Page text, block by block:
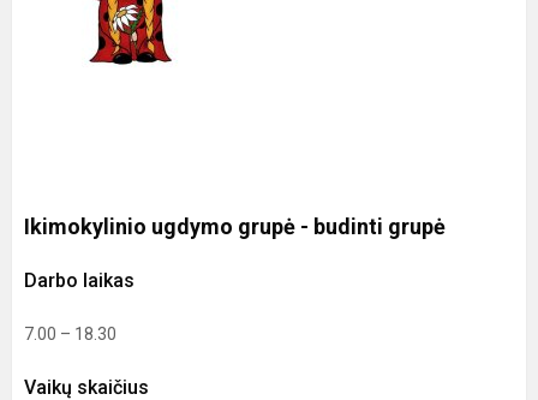
Ikimokylinio ugdymo grupė - budinti grupė
Darbo laikas
7.00 – 18.30
Vaikų skaičius